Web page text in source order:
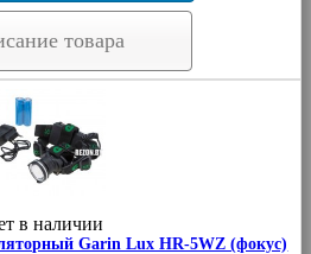
товара
в наличии
Garin Lux HR-5WZ (фокус)